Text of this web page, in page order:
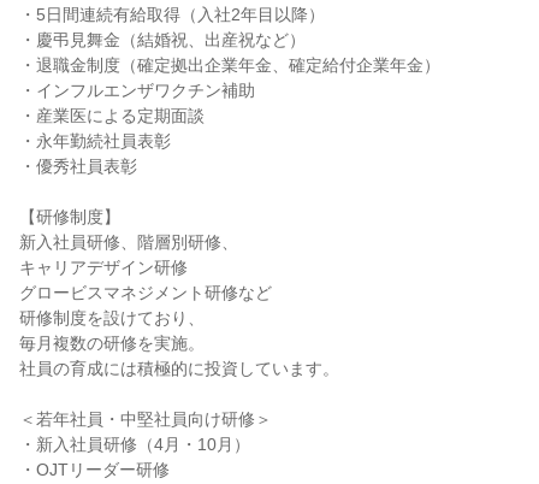
・5日間連続有給取得（入社2年目以降）
・慶弔見舞金（結婚祝、出産祝など）
・退職金制度（確定拠出企業年金、確定給付企業年金）
・インフルエンザワクチン補助
・産業医による定期面談
・永年勤続社員表彰
・優秀社員表彰
【研修制度】
新入社員研修、階層別研修、
キャリアデザイン研修
グロービスマネジメント研修など
研修制度を設けており、
毎月複数の研修を実施。
社員の育成には積極的に投資しています。
＜若年社員・中堅社員向け研修＞
・新入社員研修（4月・10月）
・OJTリーダー研修